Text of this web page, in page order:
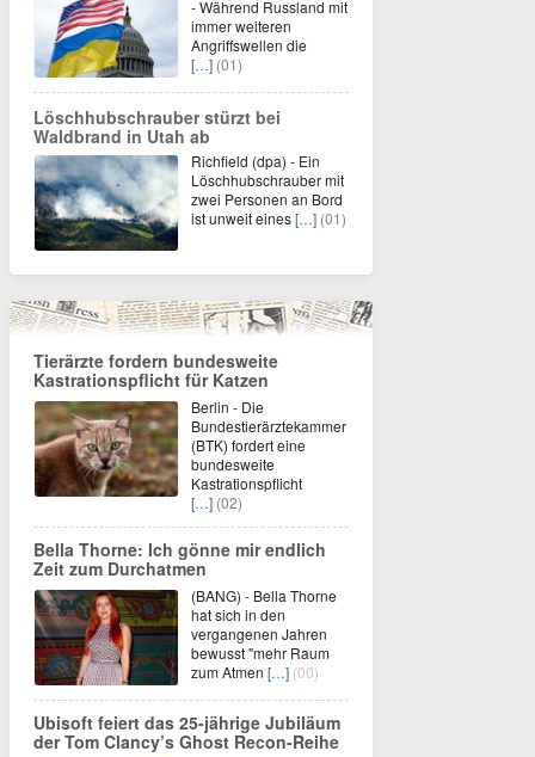
- Während Russland mit
immer weiteren
Angriffswellen die
[…] (01)
Löschhubschrauber stürzt bei
Waldbrand in Utah ab
Richfield (dpa) - Ein
Löschhubschrauber mit
zwei Personen an Bord
ist unweit eines[…] (01)
Tierärzte fordern bundesweite
Kastrationspflicht für Katzen
Berlin - Die
Bundestierärztekammer
(BTK) fordert eine
bundesweite
Kastrationspflicht
[…] (02)
Bella Thorne: Ich gönne mir endlich
Zeit zum Durchatmen
(BANG) - Bella Thorne
hat sich in den
vergangenen Jahren
bewusst "mehr Raum
zum Atmen […] (00)
Ubisoft feiert das 25-jährige Jubiläum
der Tom Clancy’s Ghost Recon-Reihe